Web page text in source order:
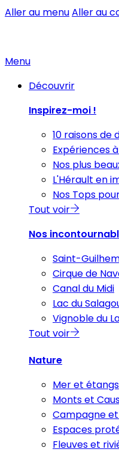
Aller au menuAller au
Menu
Découvrir
Inspirez-moi !
10 raisons de
Expériences
Nos plus
L'Hérault en
Nos Tops
Tout voir
Nos
Saint-
Cirque de
Canal du Midi
Lac du
Vignoble du
Tout voir
Nature
Mer et étangs
Monts et
Campagne
Espaces
Fleuves et